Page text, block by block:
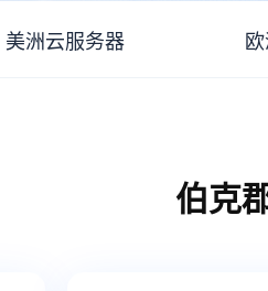
美洲云服务器
伯克